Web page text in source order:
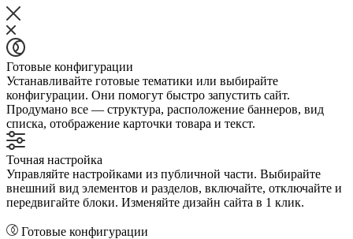
Готовые конфигурации
Устанавливайте готовые тематики или выбирайте
конфигурации. Они помогут быстро запустить сайт.
Продумано все — структура, расположение баннеров, вид
списка, отображение карточки товара и текст.
Точная настройка
Управляйте настройками из публичной части. Выбирайте
внешний вид элементов и разделов, включайте, отключайте и
передвигайте блоки. Изменяйте дизайн сайта в 1 клик.
Готовые конфигурации